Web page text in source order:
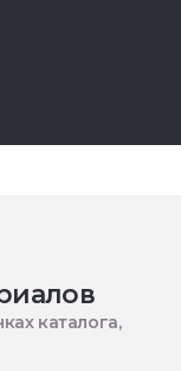
каталога,